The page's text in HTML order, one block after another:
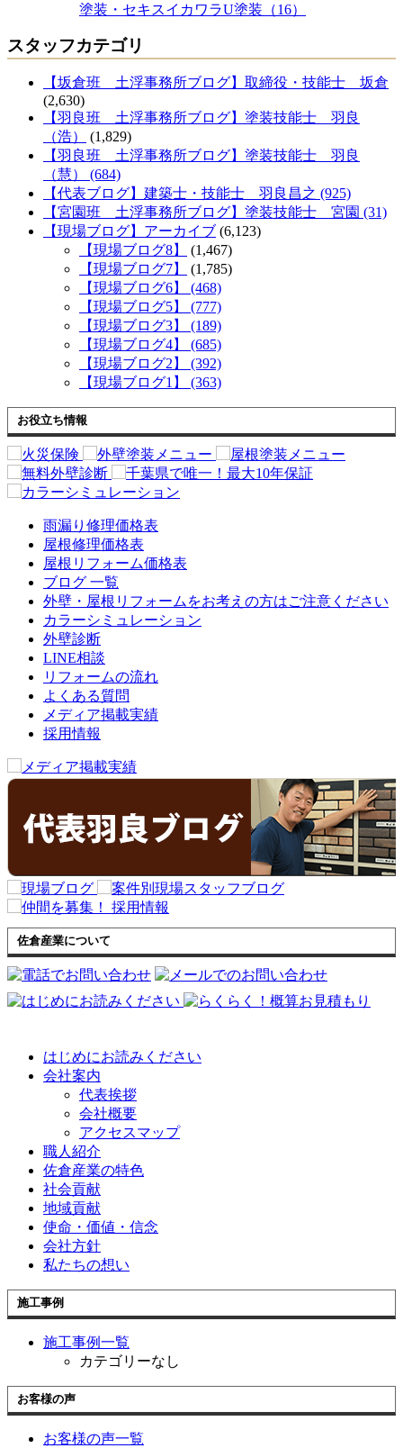
塗装・セキスイカワラU塗装（16）
スタッフカテゴリ
【坂倉班 土浮事務所ブログ】取締役・技能士 坂倉
(2,630)
【羽良班 土浮事務所ブログ】塗装技能士 羽良
（浩）
(1,829)
【羽良班 土浮事務所ブログ】塗装技能士 羽良
（慧） (684)
【代表ブログ】建築士・技能士 羽良昌之 (925)
【宮園班 土浮事務所ブログ】塗装技能士 宮園 (31)
【現場ブログ】アーカイブ (6,123)
【現場ブログ8】
(1,467)
【現場ブログ7】
(1,785)
【現場ブログ6】 (468)
【現場ブログ5】 (777)
【現場ブログ3】 (189)
【現場ブログ4】 (685)
【現場ブログ2】 (392)
【現場ブログ1】 (363)
お役立ち情報
雨漏り修理価格表
屋根修理価格表
屋根リフォーム価格表
ブログ 一覧
外壁・屋根リフォームをお考えの方はご注意ください
カラーシミュレーション
外壁診断
LINE相談
リフォームの流れ
よくある質問
メディア掲載実績
採用情報
佐倉産業について
はじめにお読みください
会社案内
代表挨拶
会社概要
アクセスマップ
職人紹介
佐倉産業の特色
社会貢献
地域貢献
使命・価値・信念
会社方針
私たちの想い
施工事例
施工事例一覧
カテゴリーなし
お客様の声
お客様の声一覧